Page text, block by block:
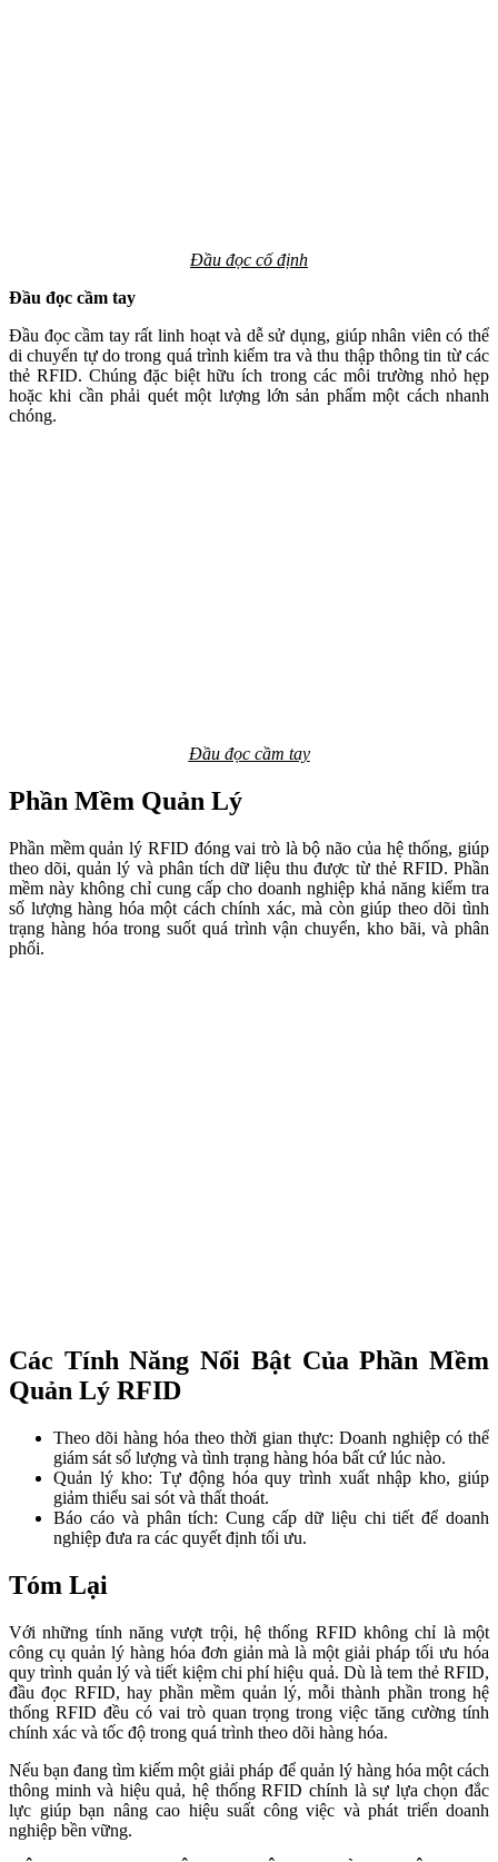
Đầu đọc cố định
Đầu đọc cầm tay
Đầu đọc cầm tay rất linh hoạt và dễ sử dụng, giúp nhân viên có thể
di chuyển tự do trong quá trình kiểm tra và thu thập thông tin từ các
thẻ RFID. Chúng đặc biệt hữu ích trong các môi trường nhỏ hẹp
hoặc khi cần phải quét một lượng lớn sản phẩm một cách nhanh
chóng.
Đầu đọc cầm tay
Phần Mềm Quản Lý
Phần mềm quản lý RFID đóng vai trò là bộ não của hệ thống, giúp
theo dõi, quản lý và phân tích dữ liệu thu được từ thẻ RFID. Phần
mềm này không chỉ cung cấp cho doanh nghiệp khả năng kiểm tra
số lượng hàng hóa một cách chính xác, mà còn giúp theo dõi tình
trạng hàng hóa trong suốt quá trình vận chuyển, kho bãi, và phân
phối.
Các Tính Năng Nổi Bật Của Phần Mềm
Quản Lý RFID
Theo dõi hàng hóa theo thời gian thực: Doanh nghiệp có thể
giám sát số lượng và tình trạng hàng hóa bất cứ lúc nào.
Quản lý kho: Tự động hóa quy trình xuất nhập kho, giúp
giảm thiểu sai sót và thất thoát.
Báo cáo và phân tích: Cung cấp dữ liệu chi tiết để doanh
nghiệp đưa ra các quyết định tối ưu.
Tóm Lại
Với những tính năng vượt trội, hệ thống RFID không chỉ là một
công cụ quản lý hàng hóa đơn giản mà là một giải pháp tối ưu hóa
quy trình quản lý và tiết kiệm chi phí hiệu quả. Dù là tem thẻ RFID,
đầu đọc RFID, hay phần mềm quản lý, mỗi thành phần trong hệ
thống RFID đều có vai trò quan trọng trong việc tăng cường tính
chính xác và tốc độ trong quá trình theo dõi hàng hóa.
Nếu bạn đang tìm kiếm một giải pháp để quản lý hàng hóa một cách
thông minh và hiệu quả, hệ thống RFID chính là sự lựa chọn đắc
lực giúp bạn nâng cao hiệu suất công việc và phát triển doanh
nghiệp bền vững.